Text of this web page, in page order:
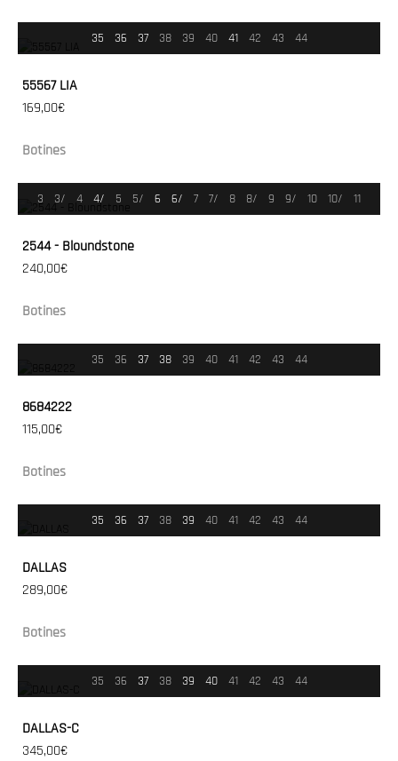
35 36 37 38 39 40 41 42 43 44
55567 LIA
169,00€
Botines
3 3/ 4 4/ 5 5/ 6 6/ 7 7/ 8 8/ 9 9/ 10 10/ 11
2544 - Bloundstone
240,00€
Botines
35 36 37 38 39 40 41 42 43 44
8684222
115,00€
Botines
35 36 37 38 39 40 41 42 43 44
DALLAS
289,00€
Botines
35 36 37 38 39 40 41 42 43 44
DALLAS-C
345,00€